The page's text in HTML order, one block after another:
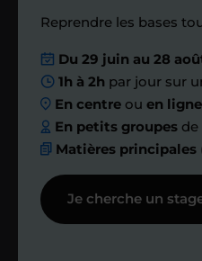
Nous
ensemble
échanges
Afin de suivre le
réalisés, votre
même vous
Reprendre les bases
Du 29 juin au 28
1h à 2h par jour sur
En centre ouen ligne
En petits groupes de
Matières principales
Je cherche un